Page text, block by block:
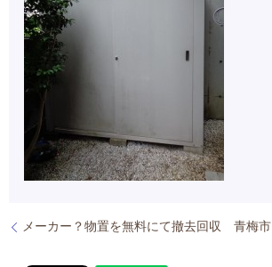
メーカー？物置を無料にて撤去回収 青梅市